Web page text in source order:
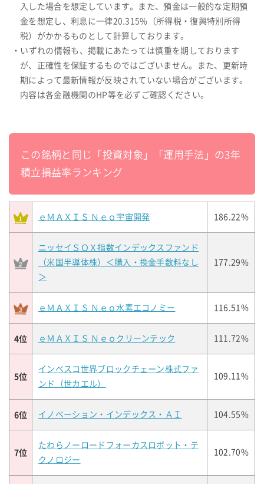
入した場合を想定しています。また、預金は一般的な定期預
金を想定し、利息に一律20.315%（所得税・復興特別所得
税）がかかるものとして計算しております。
・いずれの情報も、掲載にあたっては慎重を期しております
が、正確性を保証するものではございません。また、更新時
期によって最新情報が反映されていない場合がございます。
内容は各金融機関のHP等を必ずご確認ください。
この銘柄と同じ「投資対象」「運用手法」の3年
積立損益率ランキング
ｅＭＡＸＩＳ Ｎｅｏ宇宙開発 186.22%
ニッセイＳＯＸ指数インデックスファンド
（米国半導体株）＜購入・換金手数料なし
＞
177.29%
ｅＭＡＸＩＳ Ｎｅｏ水素エコノミー 116.51%
4位 ｅＭＡＸＩＳ Ｎｅｏクリーンテック 111.72%
5位
インベスコ世界ブロックチェーン株式ファ
ンド（世カエル）
109.11%
6位 イノベーション・インデックス・ＡＩ 104.55%
7位
たわらノーロードフォーカスロボット・テ
クノロジー
102.70%